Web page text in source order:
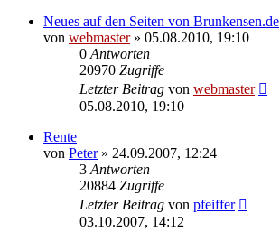
Neues auf den Seiten von Brunkensen.de
von webmaster» 05.08.2010, 19:10
0 Antworten
20970 Zugriffe
Letzter Beitrag von webmaster
05.08.2010, 19:10
Rente
von Peter» 24.09.2007, 12:24
3 Antworten
20884 Zugriffe
Letzter Beitrag von pfeiffer
03.10.2007, 14:12